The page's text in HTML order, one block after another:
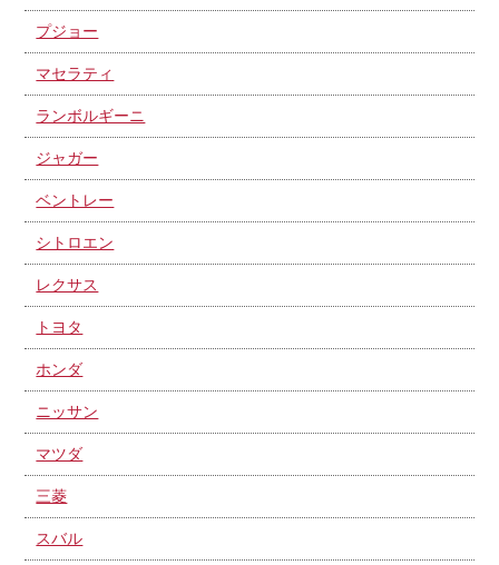
プジョー
マセラティ
ランボルギーニ
ジャガー
ベントレー
シトロエン
レクサス
トヨタ
ホンダ
ニッサン
マツダ
三菱
スバル